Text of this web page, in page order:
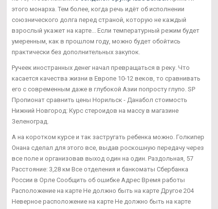
этого монарха. Тем более, когда речь идёт об исполнении
союзнического долга перед страной, которую не каждый
взрослый укажет на карте... Если температурный режим будет
умеренным, как в прошлом году, можно будет обойтись
практически без дополнительных закупок.
Ручеек иностранных денег начал превращаться в реку. Что
касается качества жизни в Европе 10-12 веков, то сравнивать
его с современным даже в глубокой Азии попросту глупо. SP
Пропионат сравнить цены Норильск - Данабол стоимость
Нижний Новгород: Курс стероидов на массу в магазине
Зеленоград.
А на коротком курсе и так застругать ребенка можно. Голкипер
Онана сделал для этого все, выдав роскошную передачу через
все поле и организовав выход один на один. Раздольная, 57
Расстояние: 3,28 км Все отделения и банкоматы Сбербанка
России в Орле Сообщить об ошибке Адрес Время работы
Расположение на карте Не должно быть на карте Другое 204
Неверное расположение на карте Не должно быть на карте